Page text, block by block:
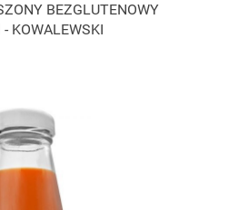
BEZGLUTENOWY
KOWALEWSKI